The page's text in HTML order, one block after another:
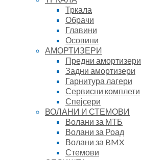
Тркала
Обрачи
Главини
Осовини
АМОРТИЗЕРИ
Предни амортизери
Задни амортизери
Гарнитура лагери
Сервисни комплети
Спејсери
ВОЛАНИ И СТЕМОВИ
Волани за МТБ
Волани за Роад
Волани за BMX
Стемови